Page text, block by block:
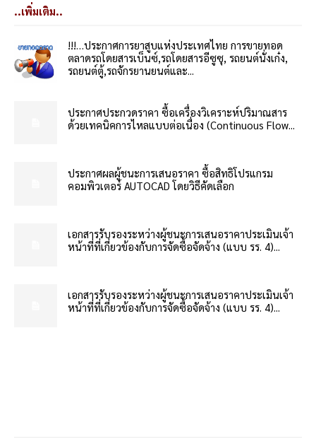
..เพิ่มเติม..
!!!…ประกาศการยาสูบแห่งประเทศไทย การขายทอด
ตลาดรถโดยสารเบ็นซ์,รถโดยสารอีซูซุ, รถยนต์นั่งเก๋ง,
รถยนต์ตู้,รถจักรยานยนต์และ...
ประกาศประกวดราคา ซื้อเครื่องวิเคราะห์ปริมาณสาร
ด้วยเทคนิคการไหลแบบต่อเนื่อง (Continuous Flow...
ประกาศผลผู้ชนะการเสนอราคา ซื้อสิทธิโปรแกรม
คอมพิวเตอร์ AUTOCAD โดยวิธีคัดเลือก
เอกสารรับรองระหว่างผู้ชนะการเสนอราคาประเมินเจ้า
หน้าที่ที่เกี่ยวข้องกับการจัดซื้อจัดจ้าง (แบบ รร. 4)...
เอกสารรับรองระหว่างผู้ชนะการเสนอราคาประเมินเจ้า
หน้าที่ที่เกี่ยวข้องกับการจัดซื้อจัดจ้าง (แบบ รร. 4)...